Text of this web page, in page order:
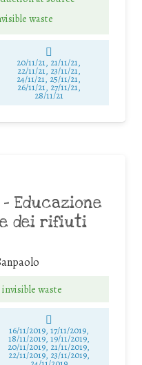
waste
20/11/21, 21/11/21,
22/11/21, 23/11/21,
24/11/21, 25/11/21,
26/11/21, 27/11/21,
28/11/21
Educazione
dei rifiuti
waste
16/11/2019, 17/11/2019,
18/11/2019, 19/11/2019,
20/11/2019, 21/11/2019,
22/11/2019, 23/11/2019,